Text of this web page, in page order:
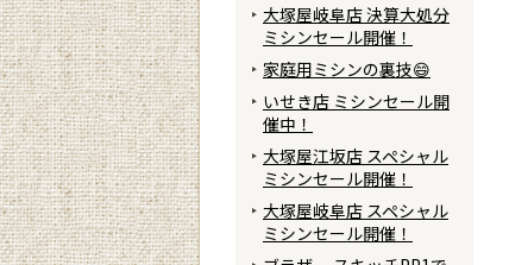
大塚屋岐阜店 決算大処分
ミシンセール開催！
家庭用ミシンの裏技😄
いせき店 ミシンセール開
催中！
大塚屋江坂店 スペシャル
ミシンセール開催！
大塚屋岐阜店 スペシャル
ミシンセール開催！